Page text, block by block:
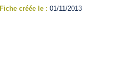
Fiche créée le : 01/11/2013